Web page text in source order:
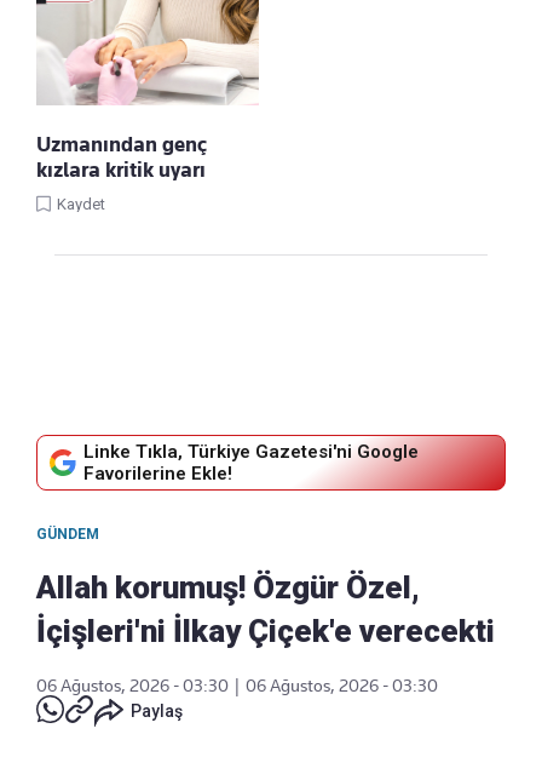
Uzmanından genç
kızlara kritik uyarı
Kaydet
Linke Tıkla, Türkiye Gazetesi'ni Google
Favorilerine Ekle!
GÜNDEM
Allah korumuş! Özgür Özel,
İçişleri'ni İlkay Çiçek'e verecekti
06 Ağustos, 2026 - 03:30
06 Ağustos, 2026 - 03:30
Paylaş